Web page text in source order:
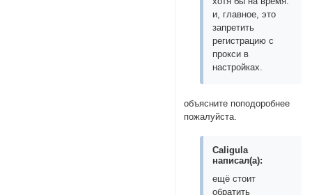
и, главное, это
запретить
регистрацию с
прокси в
настройках.
объясните поподоробнее
пожалуйста.
Caligula
написал(а):
ещё стоит
обратить